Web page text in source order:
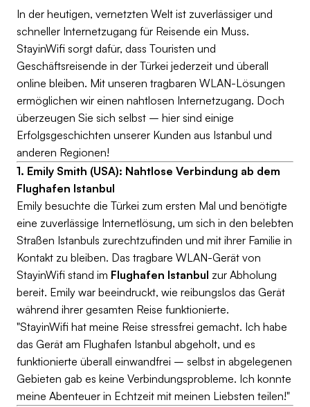
In der heutigen, vernetzten Welt ist zuverlässiger und
schneller Internetzugang für Reisende ein Muss.
StayinWifi sorgt dafür, dass Touristen und
Geschäftsreisende in der Türkei jederzeit und überall
online bleiben. Mit unseren tragbaren WLAN-Lösungen
ermöglichen wir einen nahtlosen Internetzugang. Doch
überzeugen Sie sich selbst – hier sind einige
Erfolgsgeschichten unserer Kunden aus Istanbul und
anderen Regionen!
1. Emily Smith (USA): Nahtlose Verbindung ab dem
Flughafen Istanbul
Emily besuchte die Türkei zum ersten Mal und benötigte
eine zuverlässige Internetlösung, um sich in den belebten
Straßen Istanbuls zurechtzufinden und mit ihrer Familie in
Kontakt zu bleiben. Das tragbare WLAN-Gerät von
StayinWifi stand im Flughafen Istanbul zur Abholung
bereit. Emily war beeindruckt, wie reibungslos das Gerät
während ihrer gesamten Reise funktionierte.
"StayinWifi hat meine Reise stressfrei gemacht. Ich habe
das Gerät am Flughafen Istanbul abgeholt, und es
funktionierte überall einwandfrei – selbst in abgelegenen
Gebieten gab es keine Verbindungsprobleme. Ich konnte
meine Abenteuer in Echtzeit mit meinen Liebsten teilen!"